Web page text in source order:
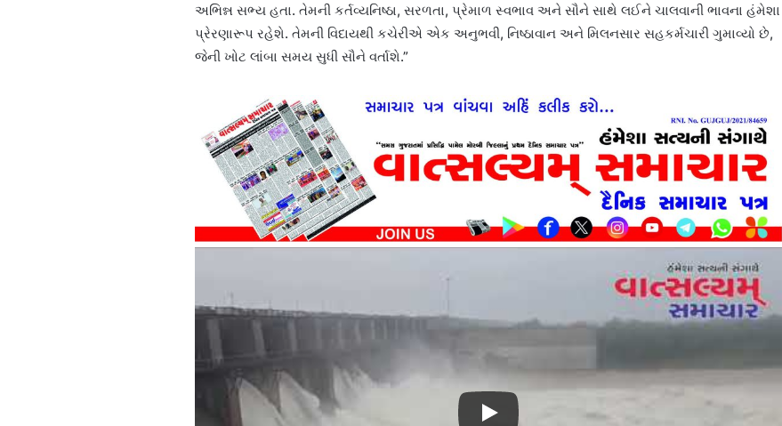
અભિન્ન સભ્ય હતા. તેમની કર્તવ્યનિષ્ઠા, સરળતા, પ્રેમાળ સ્વભાવ અને સૌને સાથે લઈને ચાલવાની ભાવના હંમેશા
પ્રેરણારૂપ રહેશે. તેમની વિદાયથી કચેરીએ એક અનુભવી, નિષ્ઠાવાન અને મિલનસાર સહકર્મચારી ગુમાવ્યો છે,
જેની ખોટ લાંબા સમય સુધી સૌને વર્તાશે.”